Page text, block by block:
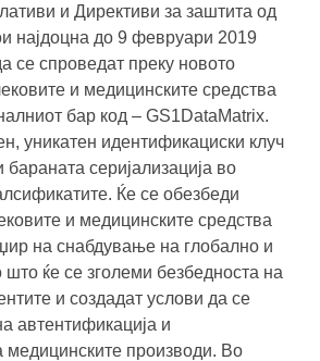
и Директиви за заштита од
најдоцна до 9 февруари 2019
се спроведат преку новото
и медицинските средствa
бар код – GS1DataMatrix.
уникатен идентификациски клуч
серијализација во
Ќе се обезбеди
и медицинските средства
на снабдување на глобално и
што ќе се зголеми безбедноста на
и создадат услови да се
автентификација и
медицинските производи. Во